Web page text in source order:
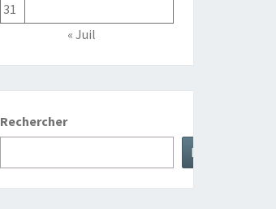
31
« Juil
Rechercher
Rechercher